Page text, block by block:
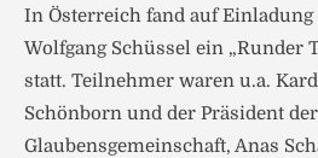
In Österreich fand auf
Wolfgang Schüssel ein „Runder
statt. Teilnehmer waren u.a.
Schönborn und der Präsident
Glaubensgemeinschaft, Anas